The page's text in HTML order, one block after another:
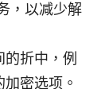
，以减少解
折中，例
密选项。